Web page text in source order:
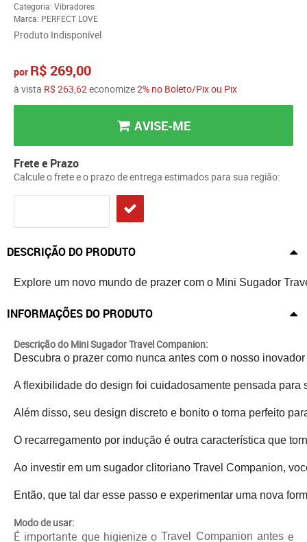
Categoria: Vibradores
Marca: PERFECT LOVE
Produto Indisponível
por R$ 269,00
à vista R$ 263,62economize2% no Boleto/Pix ou Pix
AVISE-ME
Frete e Prazo
Calcule o frete e o prazo de entrega estimados para sua região:
DESCRIÇÃO DO PRODUTO
Explore um novo mundo de prazer com o Mini Sugador
INFORMAÇÕES DO PRODUTO
Descrição do Mini Sugador Travel Companion:
Descubra o prazer como nunca antes com o nosso
A flexibilidade do design foi cuidadosamente pensada
Além disso, seu design discreto e bonito o torna perfeito
O recarregamento por indução é outra característica que
Ao investir em um sugador clitoriano Travel Companion,
Então, que tal dar esse passo e experimentar uma nova
Modo de usar:
É importante que higienize oTravel Companion antes e